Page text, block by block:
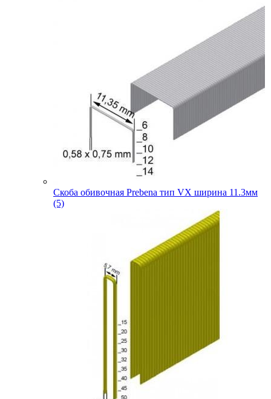
Скоба обивочная Prebena тип VX ширина 11.3мм
(5)